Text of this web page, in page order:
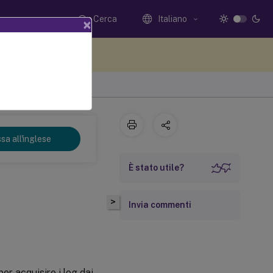
Cerca Italiano
all'inglese
>
È stato utile?
Invia commenti
×